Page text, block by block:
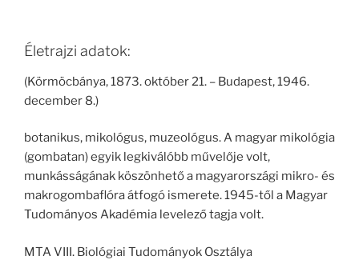
Életrajzi adatok:
(Körmöcbánya, 1873. október 21. – Budapest, 1946.
december 8.)
botanikus, mikológus, muzeológus. A magyar mikológia
(gombatan) egyik legkiválóbb művelője volt,
munkásságának köszönhető a magyarországi mikro- és
makrogombaflóra átfogó ismerete. 1945-től a Magyar
Tudományos Akadémia levelező tagja volt.
MTA VIII. Biológiai Tudományok Osztálya